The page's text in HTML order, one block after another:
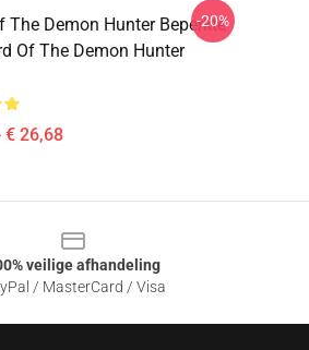
The Demon Hunter Beperkte
Of The Demon Hunter
€ 26,68
-20%
veilige afhandeling
/ MasterCard / Visa